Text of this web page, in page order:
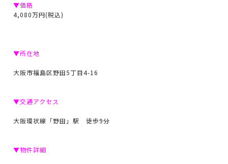
▼価格
4,080万円(税込)
▼所在地
大阪市福島区野田5丁目4-16
▼交通アクセス
大阪環状線「野田」駅 徒歩9分
▼物件詳細